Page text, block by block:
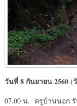
วันที่ 8 กันยายน 2560 (
07.00 น. ครูบ้านนอก